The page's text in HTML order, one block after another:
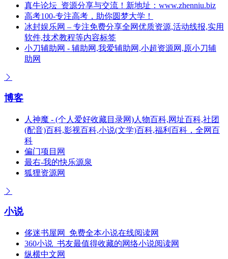
真牛论坛_资源分享与交流！新地址：www.zhenniu.biz
高考100-专注高考，助你圆梦大学！
冰封娱乐网 – 专注免费分享全网优质资源,活动线报,实用
软件,技术教程等内容标签
小刀辅助网 - 辅助网,我爱辅助网,小超资源网,原小刀辅
助网
博客
人神魔 - (个人爱好收藏目录网)人物百科,网址百科,社团
(配音)百科,影视百科,小说(文学)百科,福利百科，全网百
科
偏门项目网
最右-我的快乐源泉
狐狸资源网
小说
侈迷书屋网_免费全本小说在线阅读网
360小说_书友最值得收藏的网络小说阅读网
纵横中文网